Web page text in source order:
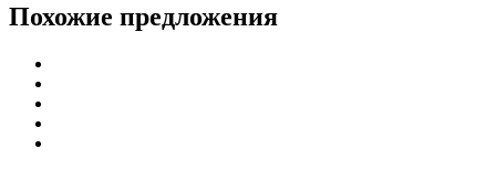
Похожие предложения